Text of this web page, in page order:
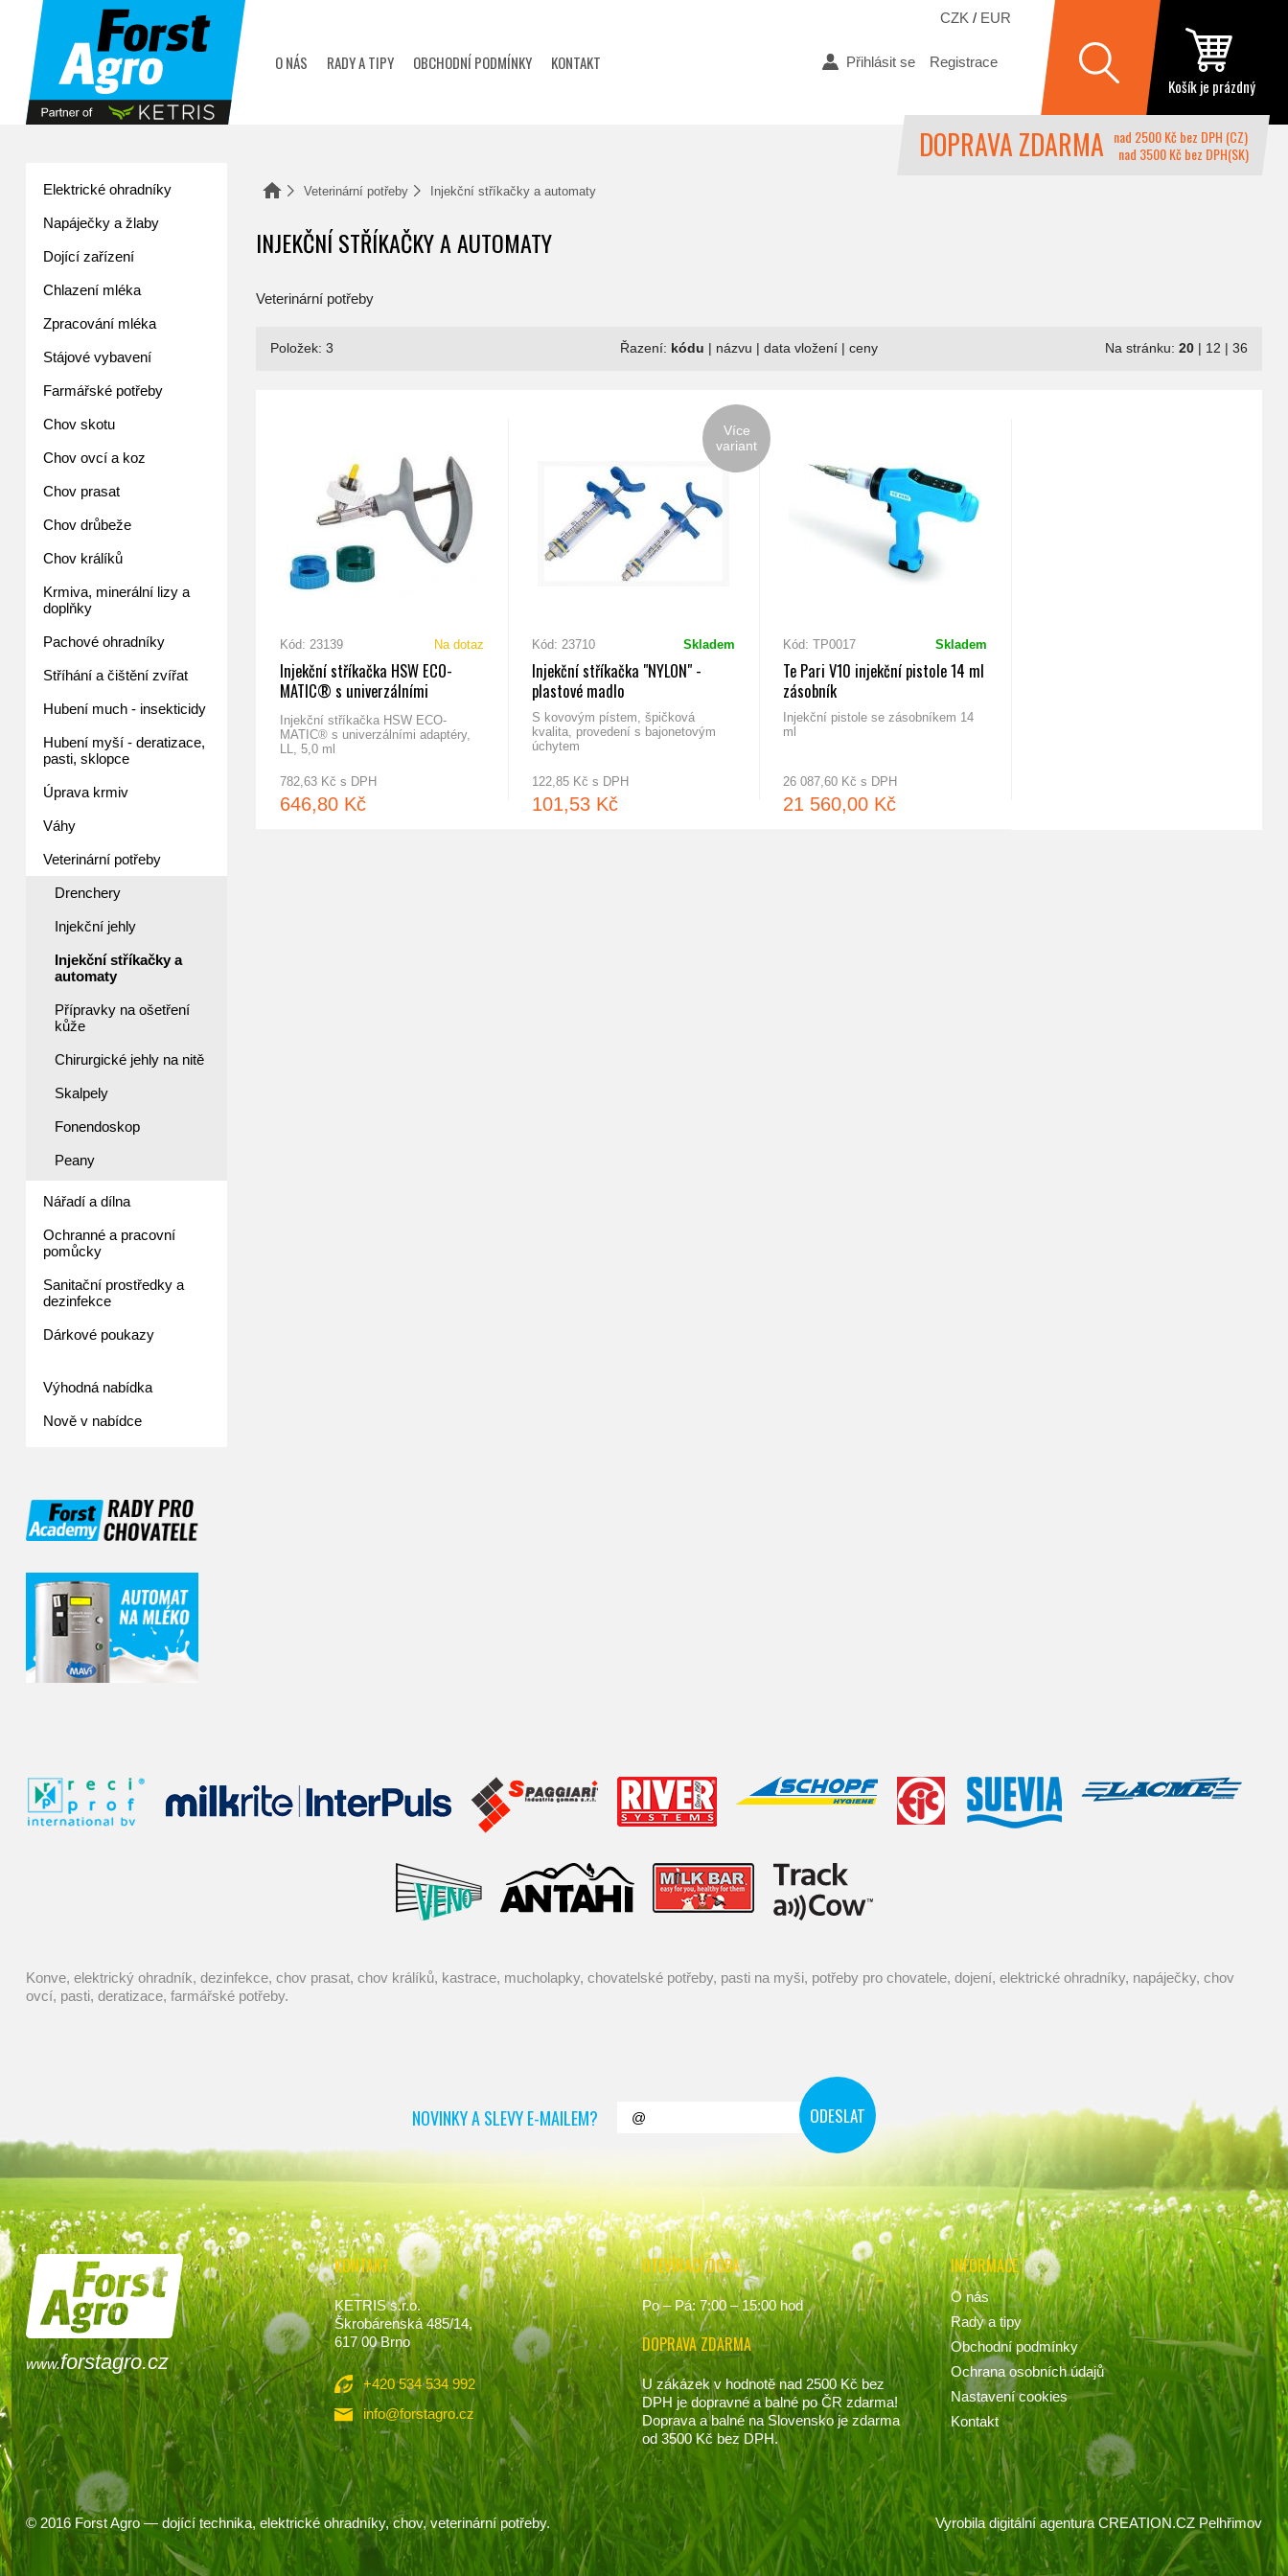
O NÁS RADY A TIPY OBCHODNÍ PODMÍNKY KONTAKT Přihlásit se Registrace
Košík je prázdný
zobrazit obsah košíku
DOPRAVA ZDARMA nad 2500 Kč bez DPH (CZ)
nad 3500 Kč bez DPH(SK)
CZK / EUR
Domů Veterinární potřeby Injekční stříkačky a automaty
INJEKČNÍ STŘÍKAČKY A AUTOMATY
Veterinární potřeby
Položek: 3 Řazení: kódu | názvu |data vložení |ceny Na stránku: 20 | 12 | 36
Kód: 23139 Na dotaz
Injekční stříkačka HSW ECO-
MATIC® s univerzálními
adaptéry, LL, 5,0 ml
Injekční stříkačka HSW ECO-
MATIC® s univerzálními adaptéry,
LL, 5,0 ml
782,63 Kč s DPH
646,80 Kč
Kód: 23710 Skladem
Injekční stříkačka "NYLON" -
plastové madlo
S kovovým pístem, špičková
kvalita, provedení s bajonetovým
úchytem
122,85 Kč s DPH
101,53 Kč
Více
variant
Kód: TP0017 Skladem
Te Pari V10 injekční pistole 14 ml
zásobník
Injekční pistole se zásobníkem 14
ml
26 087,60 Kč s DPH
21 560,00 Kč
zásobník
Elektrické ohradníky
Napáječky a žlaby
Dojící zařízení
Chlazení mléka
Zpracování mléka
Stájové vybavení
Farmářské potřeby
Chov skotu
Chov ovcí a koz
Chov prasat
Chov drůbeže
Chov králíků
Krmiva, minerální lizy a
doplňky
Pachové ohradníky
Stříhání a čištění zvířat
Hubení much - insekticidy
Hubení myší - deratizace,
pasti, sklopce
Úprava krmiv
Váhy
Veterinární potřeby
Drenchery
Injekční jehly
Injekční stříkačky a
automaty
Přípravky na ošetření
kůže
Chirurgické jehly na nitě
Skalpely
Fonendoskop
Peany
Nářadí a dílna
Ochranné a pracovní
pomůcky
Sanitační prostředky a
dezinfekce
Dárkové poukazy
Výhodná nabídka
Nově v nabídce
konve, elektrický ohradník, dezinfekce, chov prasat, chov králíků, kastrace, mucholapky, chovatelské potřeby, pasti na myši, potřeby pro chovatele, dojení, elektrické ohradníky, napáječky, chov
ovcí, pasti, deratizace, farmářské potřeby.
NOVINKY A SLEVY E-MAILEM?
www.forstagro.cz
KONTAKT
KETRIS s.r.o.
Škrobárenská 485/14,
617 00 Brno
+420 534 534 992
info@forstagro.cz
OTEVÍRACÍ DOBA
Po – Pá: 7:00 – 15:00 hod
DOPRAVA ZDARMA
U zákázek v hodnotě nad 2500 Kč bez
DPH je dopravné a balné po ČR zdarma!
Doprava a balné na Slovensko je zdarma
od 3500 Kč bez DPH.
INFORMACE
O nás
Rady a tipy
Obchodní podmínky
Ochrana osobních údajů
Nastavení cookies
Kontakt
© 2016 Forst Agro— dojící technika, elektrické ohradníky, chov, veterinární potřeby. Vyrobiladigitální agentura CREATION.CZ Pelhřimov